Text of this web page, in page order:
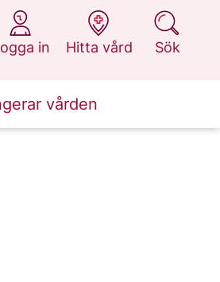
in
1177.se
Hitta vård
på 1177.se
Sök
på 1177.se
vården